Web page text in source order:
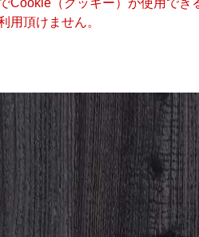
Cookie（クッキー）が使用で
用頂けません。